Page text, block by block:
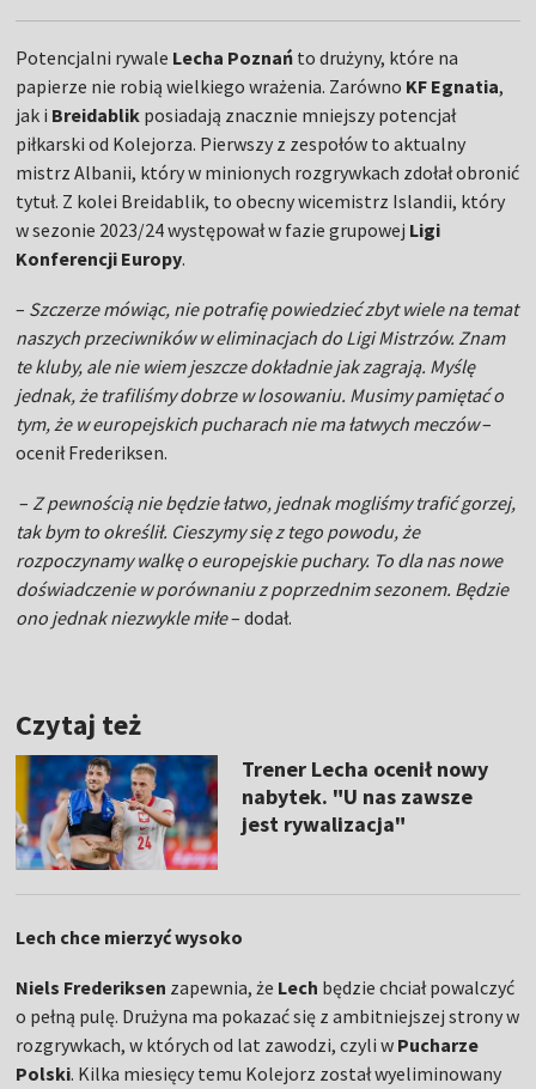
Potencjalni rywale Lecha Poznań to drużyny, które na
papierze nie robią wielkiego wrażenia. Zarówno KF Egnatia,
jak i Breidablik posiadają znacznie mniejszy potencjał
piłkarski od Kolejorza. Pierwszy z zespołów to aktualny
mistrz Albanii, który w minionych rozgrywkach zdołał obronić
tytuł. Z kolei Breidablik, to obecny wicemistrz Islandii, który
w sezonie 2023/24 występował w fazie grupowej Ligi
Konferencji Europy.
– Szczerze mówiąc, nie potrafię powiedzieć zbyt wiele na temat
naszych przeciwników w eliminacjach do Ligi Mistrzów. Znam
te kluby, ale nie wiem jeszcze dokładnie jak zagrają. Myślę
jednak, że trafiliśmy dobrze w losowaniu. Musimy pamiętać o
tym, że w europejskich pucharach nie ma łatwych meczów–
ocenił Frederiksen.
– Z pewnością nie będzie łatwo, jednak mogliśmy trafić gorzej,
tak bym to określił. Cieszymy się z tego powodu, że
rozpoczynamy walkę o europejskie puchary. To dla nas nowe
doświadczenie w porównaniu z poprzednim sezonem. Będzie
ono jednak niezwykle miłe– dodał.
Czytaj też
Trener Lecha ocenił nowy
nabytek. "U nas zawsze
jest rywalizacja"
Lech chce mierzyć wysoko
Niels Frederiksen zapewnia, że Lech będzie chciał powalczyć
o pełną pulę. Drużyna ma pokazać się z ambitniejszej strony w
rozgrywkach, w których od lat zawodzi, czyli w Pucharze
Polski. Kilka miesięcy temu Kolejorz został wyeliminowany